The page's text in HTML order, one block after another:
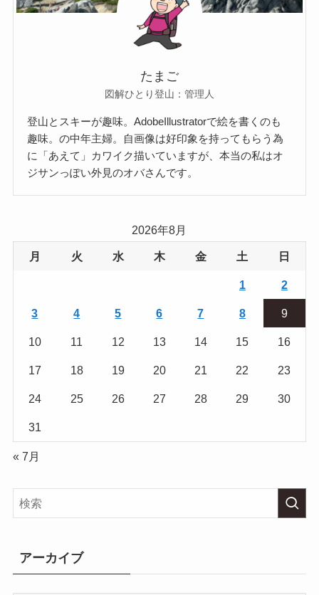
たまご
図解ひとり登山：管理人
登山とスキーが趣味。AdobeIllustratorで絵を書くのも
趣味。の中年主婦。自画像は好印象を持ってもらう為
に「あえて」カワイク描いていますが、本当の私はオ
ジサンっぽい外見のオバさんです。
2026年8月
月 火 水 木 金 土 日
1 2
3 4 5 6 7 8 9
10 11 12 13 14 15 16
17 18 19 20 21 22 23
24 25 26 27 28 29 30
31
« 7月
アーカイブ